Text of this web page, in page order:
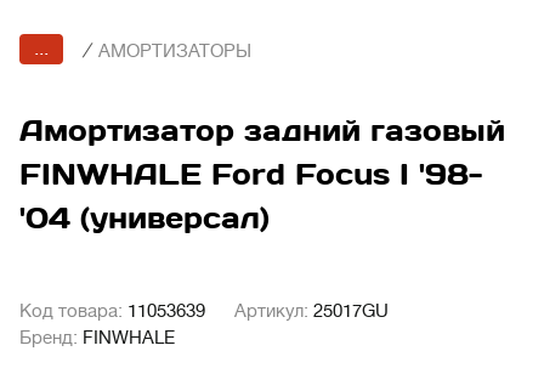
... / АМОРТИЗАТОРЫ
Амортизатор задний газовый
FINWHALE Ford Focus I '98-
'04 (универсал)
Код товара: 11053639 Артикул: 25017GU
Бренд: FINWHALE